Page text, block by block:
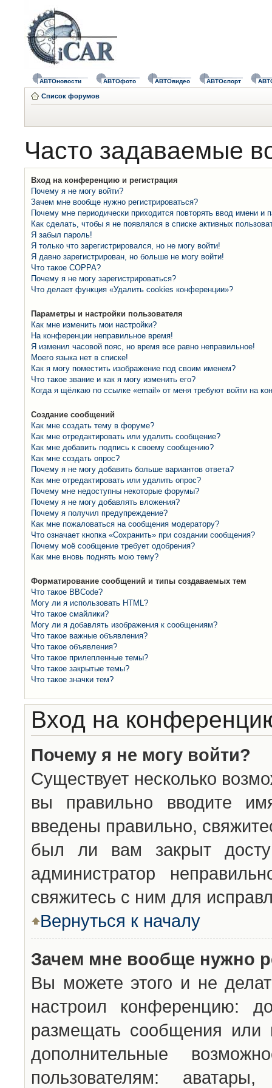
АВТОновости АВТОфото АВТОвидео АВТОспорт
Список форумов
Часто задаваемые
Вход на конференцию и регистрация
Почему я не могу войти?
Зачем мне вообще нужно регистрироваться?
Почему мне периодически приходится повторять ввод имени и
Как сделать, чтобы я не появлялся в списке активных
Я забыл пароль!
Я только что зарегистрировался, но не могу войти!
Я давно зарегистрирован, но больше не могу войти!
Что такое COPPA?
Почему я не могу зарегистрироваться?
Что делает функция «Удалить cookies конференции»?
Параметры и настройки пользователя
Как мне изменить мои настройки?
На конференции неправильное время!
Я изменил часовой пояс, но время все равно неправильное!
Моего языка нет в списке!
Как я могу поместить изображение под своим именем?
Что такое звание и как я могу изменить его?
Когда я щёлкаю по ссылке «email» от меня требуют войти на
Создание сообщений
Как мне создать тему в форуме?
Как мне отредактировать или удалить сообщение?
Как мне добавить подпись к своему сообщению?
Как мне создать опрос?
Почему я не могу добавить больше вариантов ответа?
Как мне отредактировать или удалить опрос?
Почему мне недоступны некоторые форумы?
Почему я не могу добавлять вложения?
Почему я получил предупреждение?
Как мне пожаловаться на сообщения модератору?
Что означает кнопка «Сохранить» при создании сообщения?
Почему моё сообщение требует одобрения?
Как мне вновь поднять мою тему?
Форматирование сообщений и типы создаваемых тем
Что такое BBCode?
Могу ли я использовать HTML?
Что такое смайлики?
Могу ли я добавлять изображения к сообщениям?
Что такое важные объявления?
Что такое объявления?
Что такое прилепленные темы?
Что такое закрытые темы?
Что такое значки тем?
Вход на
Почему я не могу войти?
Существует несколько
вы правильно вводите
введены правильно,
был ли вам закрыт
администратор
свяжитесь с ним для
Вернуться к началу
Зачем мне вообще нужно
Вы можете этого и не
настроил конференцию:
размещать сообщения или
дополнительные
пользователям: